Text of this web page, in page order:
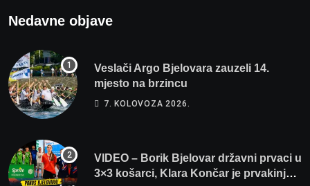
Nedavne objave
Veslači Argo Bjelovara zauzeli 14.
mjesto na brzincu
7. KOLOVOZA 2026.
VIDEO – Borik Bjelovar državni prvaci u
3×3 košarci, Klara Končar je prvakinja